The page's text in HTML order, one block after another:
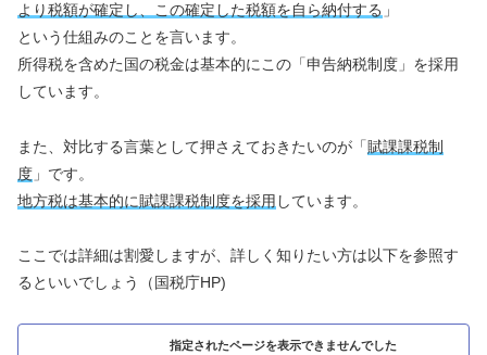
より税額が確定し、この確定した税額を自ら納付する 」
という仕組みのことを言います。
所得税を含めた国の税金は基本的にこの「申告納税制度」を採用
しています。
また、対比する言葉として押さえておきたいのが「賦課課税制
度 」です。
地方税は基本的に賦課課税制度を採用 しています。
ここでは詳細は割愛しますが、詳しく知りたい方は以下を参照す
るといいでしょう（国税庁HP)
指定されたページを表示できませんでした